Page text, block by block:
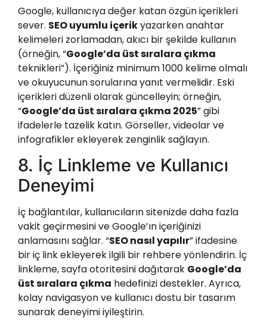
Google, kullanıcıya değer katan özgün içerikleri
sever. SEO uyumlu içerikyazarken anahtar
kelimeleri zorlamadan, akıcı bir şekilde kullanın
(örneğin, “Google’da üst sıralara çıkma
teknikleri”). İçeriğiniz minimum 1000 kelime olmalı
ve okuyucunun sorularına yanıt vermelidir. Eski
içerikleri düzenli olarak güncelleyin; örneğin,
“Google’da üst sıralara çıkma 2025” gibi
ifadelerle tazelik katın. Görseller, videolar ve
infografikler ekleyerek zenginlik sağlayın.
8. İç Linkleme ve Kullanıcı
Deneyimi
İç bağlantılar, kullanıcıların sitenizde daha fazla
vakit geçirmesini ve Google’ın içeriğinizi
anlamasını sağlar. “SEO nasıl yapılır” ifadesine
bir iç link ekleyerek ilgili bir rehbere yönlendirin. İç
linkleme, sayfa otoritesini dağıtarak Google’da
üst sıralara çıkma hedefinizi destekler. Ayrıca,
kolay navigasyon ve kullanıcı dostu bir tasarım
sunarak deneyimi iyileştirin.